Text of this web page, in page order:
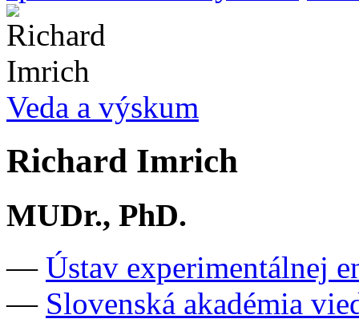
Veda a výskum
Richard Imrich
MUDr., PhD.
— Ústav experimentálnej
— Slovenská akadémia